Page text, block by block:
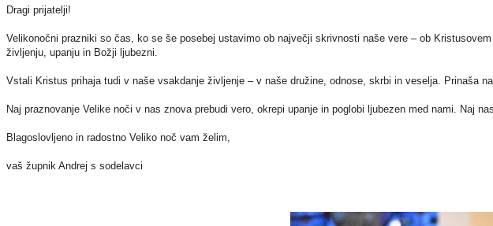
Dragi prijatelji!
Velikonočni prazniki so čas, ko se še posebej ustavimo ob največji skrivnosti naše vere – ob
življenju, upanju in Božji ljubezni.
Vstali Kristus prihaja tudi v naše vsakdanje življenje – v naše družine, odnose, skrbi in veselja. Prinaša
Naj praznovanje Velike noči v nas znova prebudi vero, okrepi upanje in poglobi ljubezen med nami. Naj
Blagoslovljeno in radostno Veliko noč vam želim,
vaš župnik Andrej s sodelavci